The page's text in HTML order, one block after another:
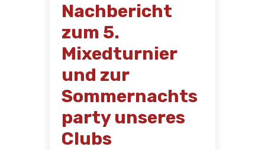
Nachbericht
zum 5.
Mixedturnier
und zur
Sommernachts
party unseres
Clubs